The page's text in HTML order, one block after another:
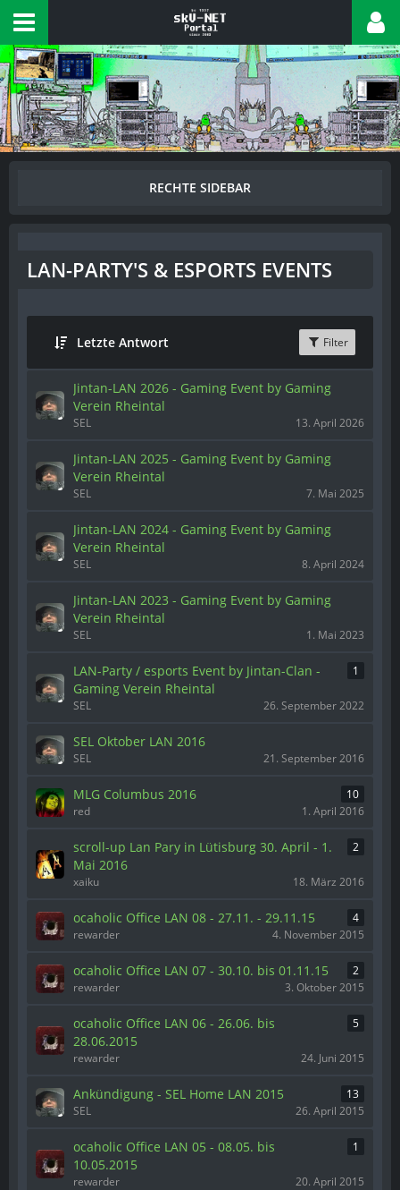
LAN-PARTY'S & ESPORTS EVENTS
Letzte Antwort Filter
Jintan-LAN 2026 - Gaming Event by Gaming
Verein Rheintal
SEL 13. April 2026
Jintan-LAN 2025 - Gaming Event by Gaming
Verein Rheintal
SEL 7. Mai 2025
Jintan-LAN 2024 - Gaming Event by Gaming
Verein Rheintal
SEL 8. April 2024
Jintan-LAN 2023 - Gaming Event by Gaming
Verein Rheintal
SEL 1. Mai 2023
LAN-Party / esports Event by Jintan-Clan -
Gaming Verein Rheintal
1
SEL 26. September 2022
SEL Oktober LAN 2016
SEL 21. September 2016
MLG Columbus 2016
10
red
1. April 2016
scroll-up Lan Pary in Lütisburg 30. April - 1.
Mai 2016
2
xaiku 18. März 2016
ocaholic Office LAN 08 - 27.11. - 29.11.15
4
rewarder
4. November 2015
ocaholic Office LAN 07 - 30.10. bis 01.11.15
2
rewarder
3. Oktober 2015
ocaholic Office LAN 06 - 26.06. bis
28.06.2015
5
rewarder 24. Juni 2015
Ankündigung - SEL Home LAN 2015
13
SEL
26. April 2015
ocaholic Office LAN 05 - 08.05. bis
10.05.2015
1
rewarder 20. April 2015